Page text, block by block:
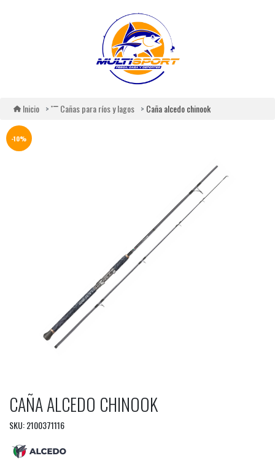
Inicio Cañas para ríos y lagos Caña alcedo chinook
-10%
CAÑA ALCEDO CHINOOK
SKU: 2100371116